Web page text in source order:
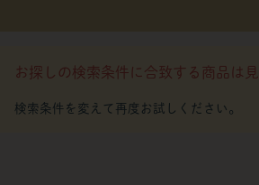
お探しの検索条件に合致する商品は